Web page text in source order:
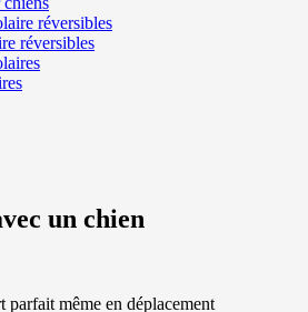
réversibles
un chien
parfait même en déplacement